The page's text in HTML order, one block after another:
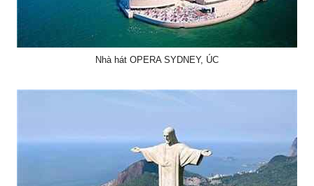
Nhà hát OPERA SYDNEY, ÚC